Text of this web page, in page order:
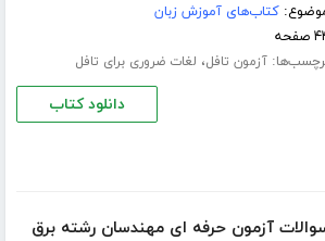
کتاب‌های آموزش زبان
آزمون تافل، لغات ضروری برای تافل
دانلود کتاب
آزمون حرفه ای مهندسان رشته برق